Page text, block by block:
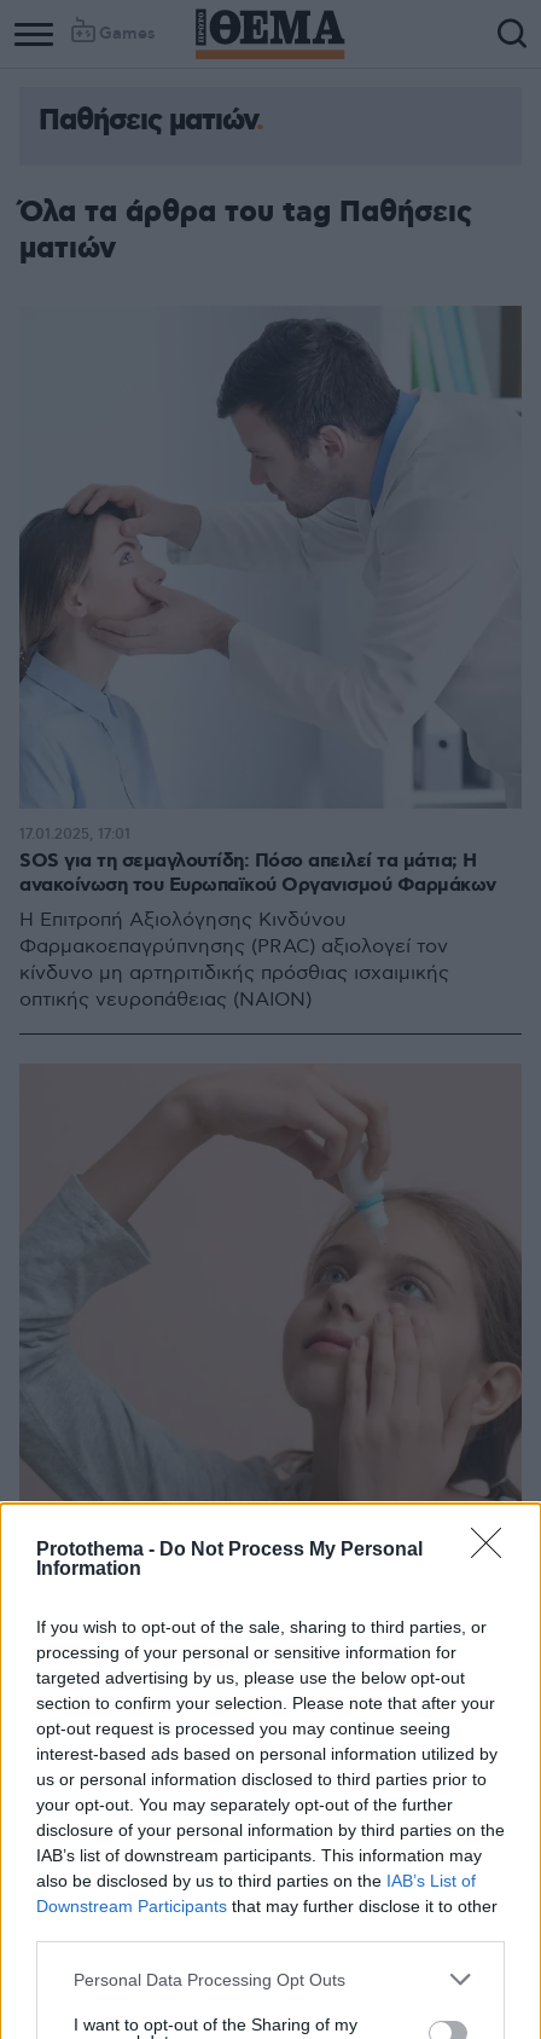
Protothema - Do Not Process My Personal
Information
If you wish to opt-out of the sale, sharing to third parties, or
processing of your personal or sensitive information for
targeted advertising by us, please use the below opt-out
section to confirm your selection. Please note that after your
opt-out request is processed you may continue seeing
interest-based ads based on personal information utilized by
us or personal information disclosed to third parties prior to
your opt-out. You may separately opt-out of the further
disclosure of your personal information by third parties on the
IAB’s list of downstream participants. This information may
also be disclosed by us to third parties on the IAB’s List of
Downstream Participants that may further disclose it to other
Please note that this website/app uses one or more Google
not limited to your visit or usage behaviour. You may click to
Personal Data Processing Opt Outs
I want to opt-out of the Sharing of my
Games
Παθήσεις ματιών
Όλα τα άρθρα του tag Παθήσεις
ματιών
SOS για τη σεμαγλουτίδη: Πόσο απειλεί τα μάτια; Η
ανακοίνωση του Ευρωπαϊκού Οργανισμού Φαρμάκων
Η Επιτροπή Αξιολόγησης Κινδύνου
Φαρμακοεπαγρύπνησης (PRAC) αξιολογεί τον
κίνδυνο μη αρτηριτιδικής πρόσθιας ισχαιμικής
οπτικής νευροπάθειας (NAION)
17.01.2025, 17:01
Μυωπία τέλος; Η πασίγνωστη ουσία που αναστέλλει την
εξέλιξή της - Η κατάλληλη δοσολογία
Ένα φάρμακο επαναφέρουν στην επιφάνεια
Αμερικάνοι ερευνητές ως πιθανή θεραπεία για την
υποτροπή της μυωπίας, μιας οφθαλμολογικής
πάθησης που αυξάνει τον κίνδυνο άλλων,
σοβαρότερων ασθενειών. Οι ειδικοί υποστηρίζουν
τώρα ότι το μυστικό κρύβεται στη σωστή δόση